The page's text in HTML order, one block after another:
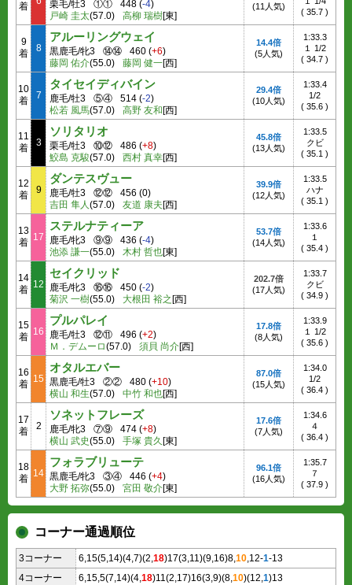
着
栗毛/牡3 ①① 448 (-4)
戸崎 圭太(57.0) 高柳 瑞樹[東]
(11人気)
( 35.7 )
9
着
8
アルーリングウェイ
黒鹿毛/牝3 ⑭⑭ 460 (+6)
藤岡 佑介(55.0) 藤岡 健一[西]
14.4倍
(5人気)
1:33.3
１ 1/2
( 34.7 )
10
着
7
タイセイディバイン
鹿毛/牡3 ⑤④ 514 (-2)
松若 風馬(57.0) 高野 友和[西]
29.4倍
(10人気)
1:33.4
1/2
( 35.6 )
11
着
3
ソリタリオ
栗毛/牡3 ⑩⑫ 486 (+8)
鮫島 克駿(57.0) 西村 真幸[西]
45.8倍
(13人気)
1:33.5
クビ
( 35.1 )
12
着
9
ダンテスヴュー
鹿毛/牡3 ⑫⑫ 456 (0)
吉田 隼人(57.0) 友道 康夫[西]
39.9倍
(12人気)
1:33.5
ハナ
( 35.1 )
13
着 17
ステルナティーア
鹿毛/牝3 ⑨⑨ 436 (-4)
池添 謙一(55.0) 木村 哲也[東]
53.7倍
(14人気)
1:33.6
１
( 35.4 )
14
着 12
セイクリッド
鹿毛/牝3 ⑯⑯ 450 (-2)
菊沢 一樹(55.0) 大根田 裕之 [西]
202.7倍
(17人気)
1:33.7
クビ
( 34.9 )
15
着 16
プルパレイ
鹿毛/牡3 ⑫⑪ 496 (+2)
Ｍ．デムーロ(57.0) 須貝 尚介[西]
17.8倍
(8人気)
1:33.9
１ 1/2
( 35.6 )
16
着 15
オタルエバー
黒鹿毛/牡3 ②② 480 (+10)
横山 和生(57.0) 中竹 和也[西]
87.0倍
(15人気)
1:34.0
1/2
( 36.4 )
17
着
2
ソネットフレーズ
鹿毛/牝3 ⑦⑨ 474 (+8)
横山 武史(55.0) 手塚 貴久 [東]
17.6倍
(7人気)
1:34.6
４
( 36.4 )
18
着 14
フォラブリューテ
黒鹿毛/牝3 ③④ 446 (+4)
大野 拓弥(55.0) 宮田 敬介[東]
96.1倍
(16人気)
1:35.7
７
( 37.9 )
コーナー通過順位
3コーナー 6,15(5,14)(4,7)(2,18)17(3,11)(9,16)8,10,12-1-13
4コーナー
6,15,5(7,14)(4,18)11(2,17)16(3,9)(8,10)(12,1)13